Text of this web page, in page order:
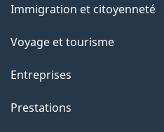
sujets
Immigration et citoyenneté
Voyage et tourisme
Entreprises
Prestations